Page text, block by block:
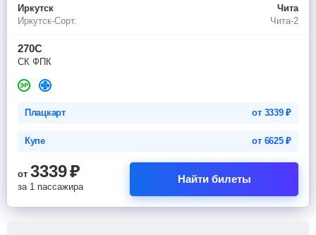
Иркутск
Чита
Иркутск-Сорт.
Чита-2
270С
СК ФПК
Плацкарт от 3339₽
Купе от 6625₽
от 3339₽
за 1 пассажира
Найти билеты